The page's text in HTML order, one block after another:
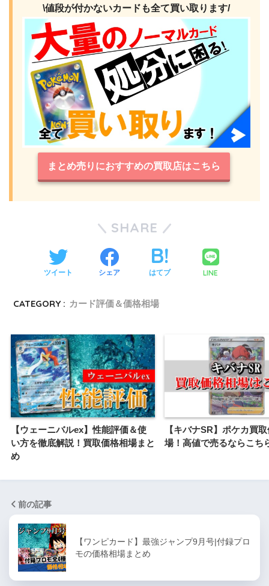
\値段が付かないカードも全て買い取ります/
まとめ売りにおすすめの買取店はこちら
SHARE
ツイート シェア はてブ LINE
CATEGORY : カード評価＆価格相場
【ウェーニバルex】性能評価＆使
い方を徹底解説！買取価格相場まと
め
【キバナSR】ポケカ買
場！高値で売るならこち
前の記事
【ワンピカード】最強ジャンプ9月号|付録プロ
モの価格相場まとめ